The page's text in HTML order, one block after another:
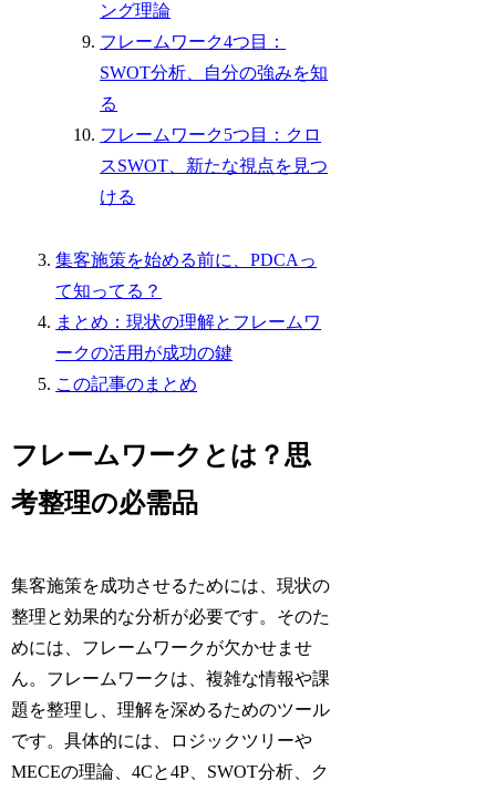
ング理論
フレームワーク4つ目：
SWOT分析、自分の強みを知
る
フレームワーク5つ目：クロ
スSWOT、新たな視点を見つ
ける
集客施策を始める前に、PDCAっ
て知ってる？
まとめ：現状の理解とフレームワ
ークの活用が成功の鍵
この記事のまとめ
フレームワークとは？思
考整理の必需品
集客施策を成功させるためには、現状の
整理と効果的な分析が必要です。そのた
めには、フレームワークが欠かせませ
ん。フレームワークは、複雑な情報や課
題を整理し、理解を深めるためのツール
です。具体的には、ロジックツリーや
MECEの理論、4Cと4P、SWOT分析、ク